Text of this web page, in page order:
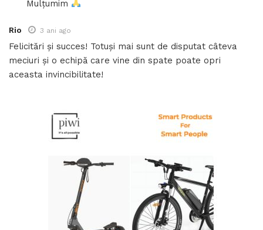
Mulțumim
Rio 3 ani ago
Felicitări și succes! Totuși mai sunt de disputat câteva
meciuri și o echipă care vine din spate poate opri
aceasta invincibilitate!